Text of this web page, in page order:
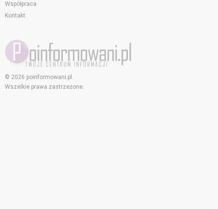
Współpraca
Kontakt
© 2026 poinformowani.pl.
Wszelkie prawa zastrzeżone.